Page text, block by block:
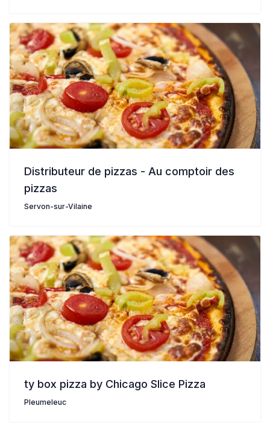
Distributeur de pizzas - Au comptoir des
pizzas
Servon-sur-Vilaine
ty box pizza by Chicago Slice Pizza
Pleumeleuc